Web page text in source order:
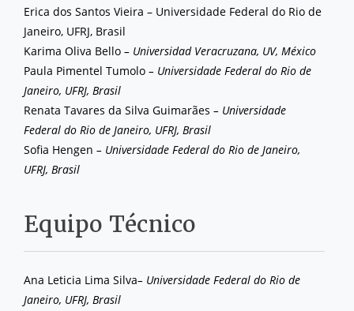
Erica dos Santos Vieira – Universidade Federal do Rio de
Janeiro, UFRJ, Brasil
Karima Oliva Bello – Universidad Veracruzana, UV, México
Paula Pimentel Tumolo – Universidade Federal do Rio de
Janeiro, UFRJ, Brasil
Renata Tavares da Silva Guimarães – Universidade
Federal do Rio de Janeiro, UFRJ, Brasil
Sofia Hengen – Universidade Federal do Rio de Janeiro,
UFRJ, Brasil
Equipo Técnico
Ana Leticia Lima Silva– Universidade Federal do Rio de
Janeiro, UFRJ, Brasil